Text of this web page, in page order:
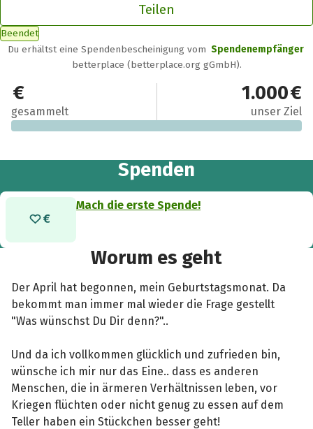
Teilen
Beendet
Du erhältst eine Spendenbescheinigung vom Spendenempfänger
betterplace (betterplace.org gGmbH).
0 €
gesammelt
1.000 €
unser Ziel
Spenden
Mach die erste Spende!
Worum es geht
Der April hat begonnen, mein Geburtstagsmonat. Da
bekommt man immer mal wieder die Frage gestellt
"Was wünschst Du Dir denn?"..
Und da ich vollkommen glücklich und zufrieden bin,
wünsche ich mir nur das Eine.. dass es anderen
Menschen, die in ärmeren Verhältnissen leben, vor
Kriegen flüchten oder nicht genug zu essen auf dem
Teller haben ein Stückchen besser geht!